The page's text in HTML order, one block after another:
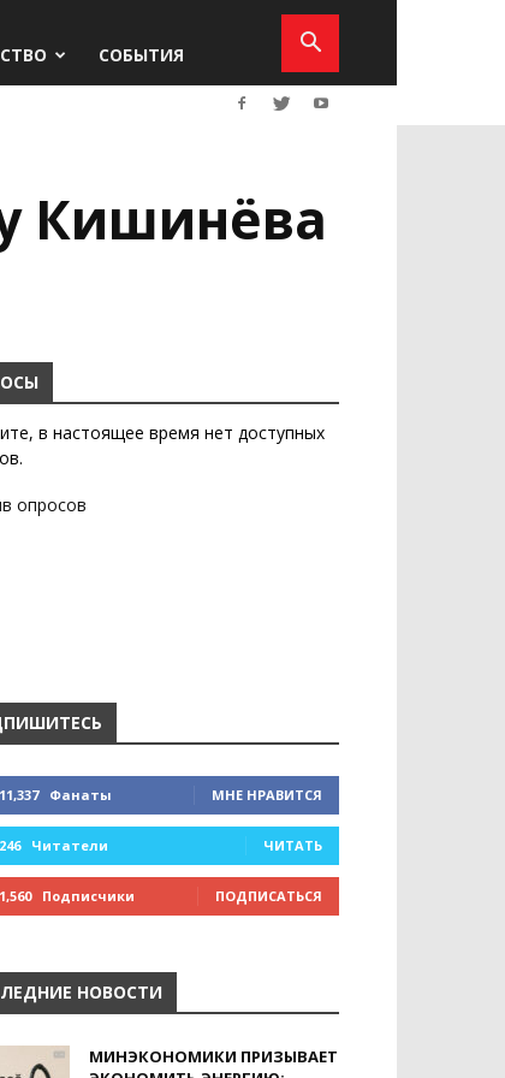
СОБЫТИЯ
Кишинёва
в настоящее время нет доступных
опросов
11,337 Фанаты МНЕ НРАВИТСЯ
246 Читатели ЧИТАТЬ
1,560 Подписчики ПОДПИСАТЬСЯ
НОВОСТИ
МИНЭКОНОМИКИ ПРИЗЫВАЕТ